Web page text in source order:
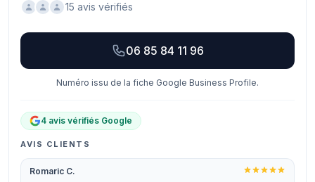
15 avis vérifiés
06 85 84 11 96
Numéro issu de la fiche Google Business Profile.
4 avis vérifiés Google
AVIS CLIENTS
Romaric C.